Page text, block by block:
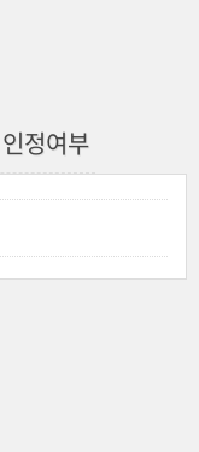
정여부